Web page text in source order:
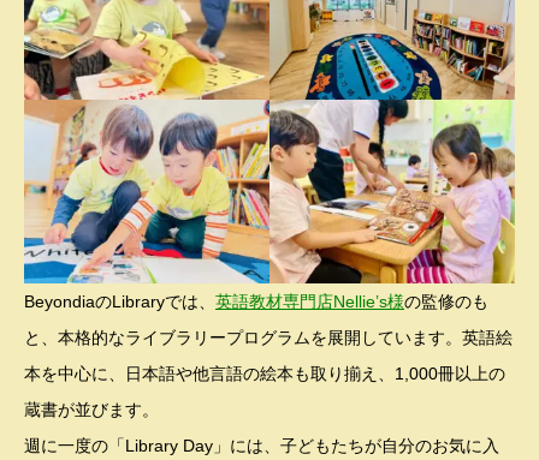
BeyondiaのLibraryでは、 英語教材専門店Nellie’s様の監修のも
と、本格的なライブラリープログラムを展開しています。英語絵
本を中心に、日本語や他言語の絵本も取り揃え、1,000冊以上の
蔵書が並びます。
週に一度の「Library Day」には、子どもたちが自分のお気に入